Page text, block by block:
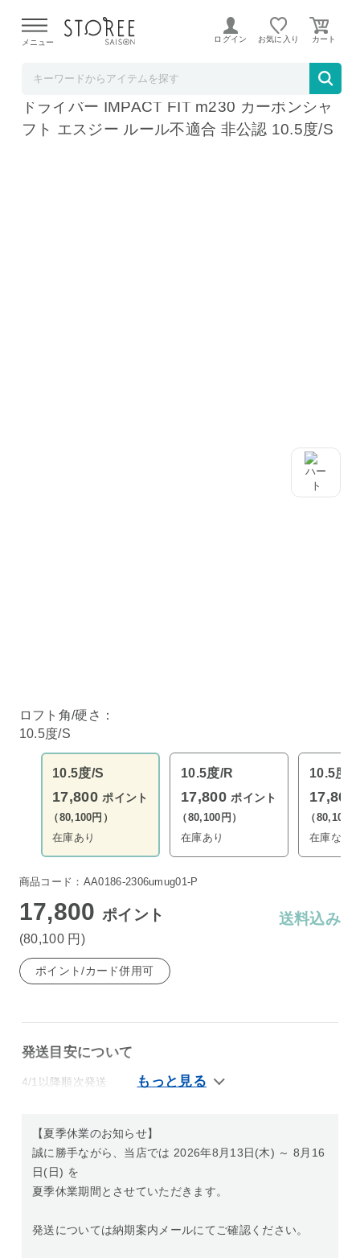
よる配送遅延が発生しております。
メニュー ログイン お気に入り
高反発ドライバーマルマン ゴルフ NEW SG
ドライバー IMPACT FIT m230 カーボンシャ
フト エスジー ルール不適合 非公認 10.5度/S
ロフト角/硬さ：
10.5度/S
10.5度/S
17,800 ポイント
（80,100円）
在庫あり
10.5度/R
17,800 ポイント
（80,100円）
在庫あり
10.5度/
17,800
（80,100
在庫なし
商品コード：AA0186-2306umug01-P
17,800ポイント
(80,100 円 )
送料込み
ポイント/カード併用可
発送目安について
4/1以降順次発送
【夏季休業のお知らせ】
誠に勝手ながら、当店では 2026年8月13日(木) ～ 8月16
日(日) を
夏季休業期間とさせていただきます。
発送については納期案内メールにてご確認ください。